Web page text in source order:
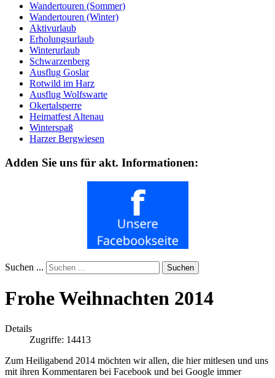
Wandertouren (Sommer)
Wandertouren (Winter)
Aktivurlaub
Erholungsurlaub
Winterurlaub
Schwarzenberg
Ausflug Goslar
Rotwild im Harz
Ausflug Wolfswarte
Okertalsperre
Heimatfest Altenau
Winterspaß
Harzer Bergwiesen
Adden Sie uns für akt. Informationen:
Suchen ... Suchen
Frohe Weihnachten 2014
Details
Zugriffe: 14413
Zum Heiligabend 2014 möchten wir allen, die hier mitlesen und uns
mit ihren Kommentaren bei Facebook und bei Google immer